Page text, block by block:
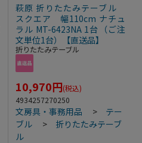
萩原 折りたたみテーブル
スクエア 幅110cm ナチュ
ラル MT-6423NA 1台（ご注
文単位1台）【直送品】
折りたたみテーブル
10,970円(税込)
4934257270250
文房具・事務用品 > テー
ブル
> 折りたたみテーブ
ル